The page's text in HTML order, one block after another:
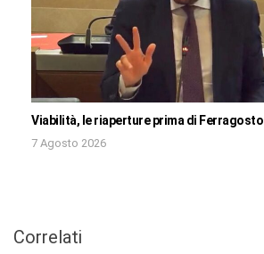
Viabilità, le riaperture prima di Ferragosto
7 Agosto 2026
Correlati